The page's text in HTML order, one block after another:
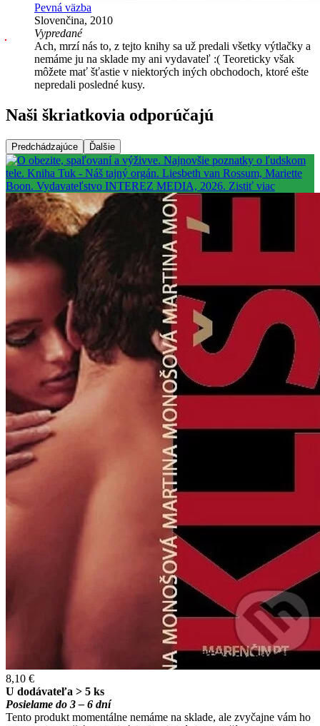
Pevná väzba
Slovenčina, 2010
Vypredané
Ach, mrzí nás to, z tejto knihy sa už predali všetky výtlačky a
nemáme ju na sklade my ani vydavateľ :( Teoreticky však
môžete mať šťastie v niektorých iných obchodoch, ktoré ešte
nepredali posledné kusy.
Naši škriatkovia odporúčajú
Predchádzajúce Ďalšie
8,10 €
U dodávateľa > 5 ks
Posielame do 3 – 6 dní
Tento produkt momentálne nemáme na sklade, ale zvyčajne vám ho